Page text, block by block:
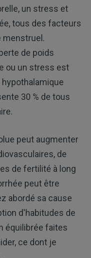
un stress et
tous des facteurs
menstruel.
de poids
ou un stress est
30 % de tous
peut augmenter
de
de fertilité à long
peut être
abordé sa cause
d'habitudes de
équilibrée faites
ce dont je